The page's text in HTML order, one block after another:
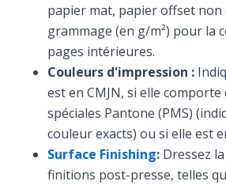
papier mat, papier offset non
grammage (en g/m²) pour la
pages intérieures.
Couleurs d'impression :
est en CMJN, si elle comporte
spéciales Pantone (PMS)
couleur exacts) ou si elle est
Surface Finishing: Dressez
finitions post-presse, telles